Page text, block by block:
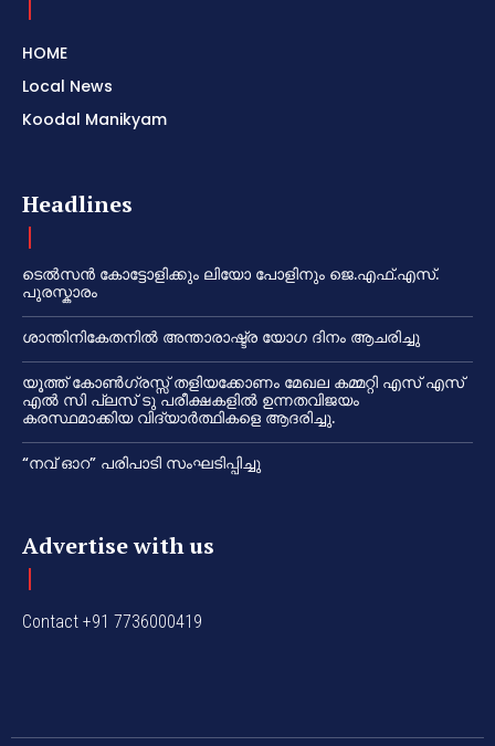
HOME
Local News
Koodal Manikyam
Headlines
ടെൽസൻ കോട്ടോളിക്കും ലിയോ പോളിനും ജെ.എഫ്.എസ്.
പുരസ്കാരം
ശാന്തിനികേതനിൽ അന്താരാഷ്ട്ര യോഗ ദിനം ആചരിച്ചു
യൂത്ത് കോൺഗ്രസ്സ് തളിയക്കോണം മേഖല കമ്മറ്റി എസ് എസ്
എൽ സി പ്ലസ് ടു പരീക്ഷകളിൽ ഉന്നതവിജയം
കരസ്ഥമാക്കിയ വിദ്യാർത്ഥികളെ ആദരിച്ചു.
“നവ് ഓറ” പരിപാടി സംഘടിപ്പിച്ചു
Advertise with us
Contact +91 7736000419